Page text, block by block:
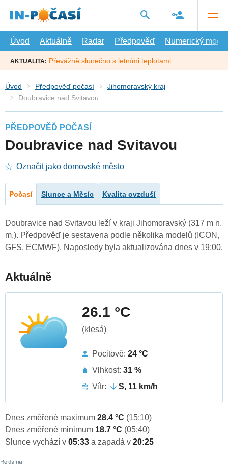
hlavní
Úvod
Aktuálně Radar Předpověď Numerický model
AKTUALITA: Převážně slunečno s letními teplotami
Úvod Předpověď počasí
Jihomoravský kraj
Doubravice nad Svitavou
PŘEDPOVĚĎ POČASÍ
Doubravice nad Svitavou
Označit jako domovské město
Počasí Slunce a Měsíc Kvalita ovzduší
Doubravice nad Svitavou leží v kraji Jihomoravský (317 m n.
m.). Předpověď je sestavena podle několika modelů (ICON,
GFS, ECMWF). Naposledy byla aktualizována dnes v 19:00.
Aktuálně
26.1 °C
(klesá)
Pocitově: 24 °C
Vlhkost: 31 %
Vítr:
S, 11 km/h
Dnes změřené maximum 28.4 °C (15:10)
Dnes změřené minimum 18.7 °C (05:40)
Slunce vychází v 05:33 a zapadá v 20:25